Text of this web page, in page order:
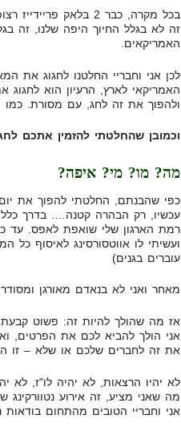
בכל מקרה, כבר 2 בלאק פריידייז רצופים, שאני וחבריי
האמריקאים.
לכן אני וחבריי החלטנו לחגוג את
האמריקאי לארץ, הרעיון הוא לחגוג
ולהפוך את זה לחג, עם מסורת. כמו
וכמובן שהחלטתי להזמין אתכם
מה? מו? מי? איפה?
כפי שהבנתם, החלטתי להפוך את יום
עכשיו, רק הבהרה קטנה…. בדרך כלל
רמת הארגון שלי שואפת לאפס. עד
ועשיתי לו אווטסורסינג לאיסוף
עוברים בגנים)
מאחר ואני לא בנאדם מאורגן
אז מה שהולך להיות זה: פשוט
אני הולך להביא לכם את הפרטים,
את זה לחברים שלכם או שלא – זו
לא יהיו הרצאות, לא יהיה לו"ז, לא
מה שאני מציע, זה אירוע נטוורקינג
אני וחבריי הטובים מהתחום בודאות